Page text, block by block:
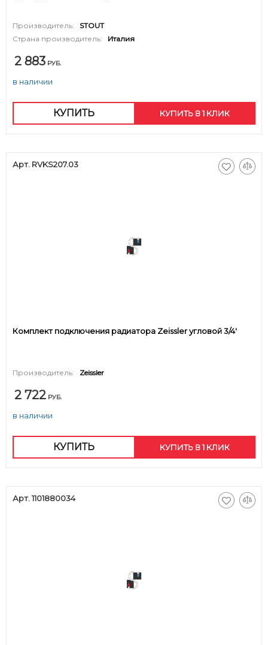
Производитель:
STOUT
Страна производитель:
Италия
2 883 РУБ.
в наличии
КУПИТЬ КУПИТЬ В 1 КЛИК
Арт. RVKS207.03
Комплект подключения радиатора Zeissler угловой 3/4'
Производитель: Zeissler
2 722 РУБ.
в наличии
КУПИТЬ КУПИТЬ В 1 КЛИК
Арт. 1101880034